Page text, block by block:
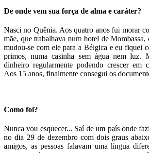
De onde vem sua força de alma e caráter?
Nasci no Quênia. Aos quatro anos fui morar
mãe, que trabalhava num hotel de Mombassa,
mudou-se com ele para a Bélgica e eu fiquei
primos, numa casinha sem água nem luz.
dinheiro regularmente podendo crescer em
Aos 15 anos, finalmente consegui os
Como foi?
Nunca vou esquecer... Saí de um país onde
no dia 29 de dezembro com dois graus
amigos, as pessoas falavam uma língua